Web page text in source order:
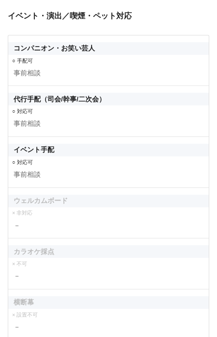
イベント・演出／喫煙・ペット対応
コンパニオン・お笑い芸人
○ 手配可
事前相談
代行手配（司会/幹事/二次会）
○ 対応可
事前相談
イベント手配
○ 対応可
事前相談
ウェルカムボード
× 非対応
－
カラオケ採点
× 不可
－
横断幕
× 設置不可
－